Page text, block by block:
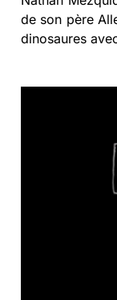
de son père
dinosaures